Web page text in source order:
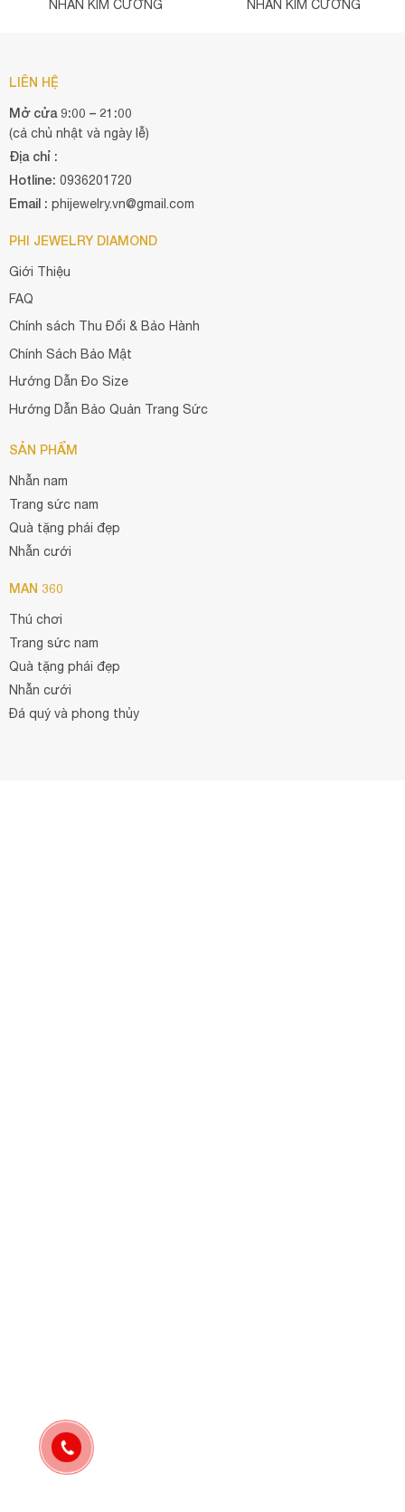
NHẪN KIM CƯƠNG NHẪN KIM CƯƠNG
LIÊN HỆ
Mở cửa 9:00 – 21:00
(cả chủ nhật và ngày lễ)
Địa chỉ :
Hotline: 0936201720
Email : phijewelry.vn@gmail.com
PHI JEWELRY DIAMOND
Giới Thiệu
FAQ
Chính sách Thu Đổi & Bảo Hành
Chính Sách Bảo Mật
Hướng Dẫn Đo Size
Hướng Dẫn Bảo Quản Trang Sức
SẢN PHẨM
Nhẫn nam
Trang sức nam
Quà tặng phái đẹp
Nhẫn cưới
MAN 360
Thú chơi
Trang sức nam
Quà tặng phái đẹp
Nhẫn cưới
Đá quý và phong thủy